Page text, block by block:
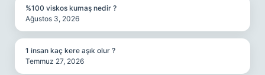
%100 viskos kumaş nedir ?
Ağustos 3, 2026
1 insan kaç kere aşık olur ?
Temmuz 27, 2026